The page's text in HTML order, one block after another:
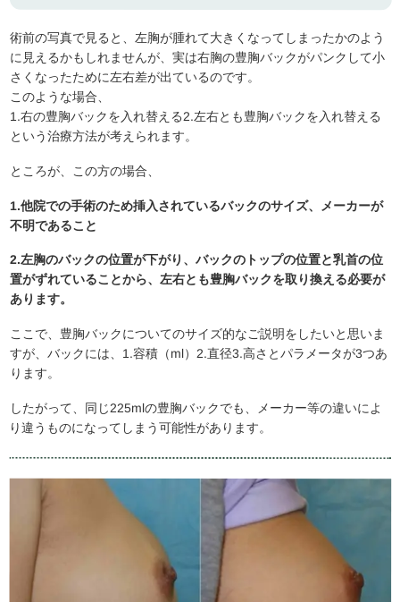
術前の写真で見ると、左胸が腫れて大きくなってしまったかのよう
に見えるかもしれませんが、実は右胸の豊胸バックがパンクして小
さくなったために左右差が出ているのです。
このような場合、
1.右の豊胸バックを入れ替える2.左右とも豊胸バックを入れ替える
という治療方法が考えられます。
ところが、この方の場合、
1.他院での手術のため挿入されているバックのサイズ、メーカーが
不明であること
2.左胸のバックの位置が下がり、バックのトップの位置と乳首の位
置がずれていることから、左右とも豊胸バックを取り換える必要が
あります。
ここで、豊胸バックについてのサイズ的なご説明をしたいと思いま
すが、バックには、1.容積（ml）2.直径3.高さとパラメータが3つあ
ります。
したがって、同じ225mlの豊胸バックでも、メーカー等の違いによ
り違うものになってしまう可能性があります。